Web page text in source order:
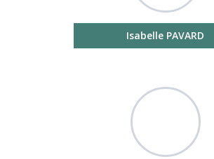
Isabelle PAVARD